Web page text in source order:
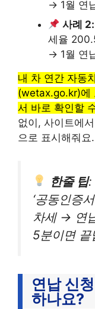
→ 1월 연
사례
세율
→ 1월 연
내 차 연간 자동
(wetax.go.kr)에
서 바로 확인할
없이, 사이트에
으로 표시해줘요.
한줄 팁:
‘공동인증
차세 → 연
5분이면 끝
연납 신
하나요?